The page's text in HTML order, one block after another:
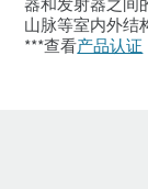
山脉等室内外结
***查看产品认证